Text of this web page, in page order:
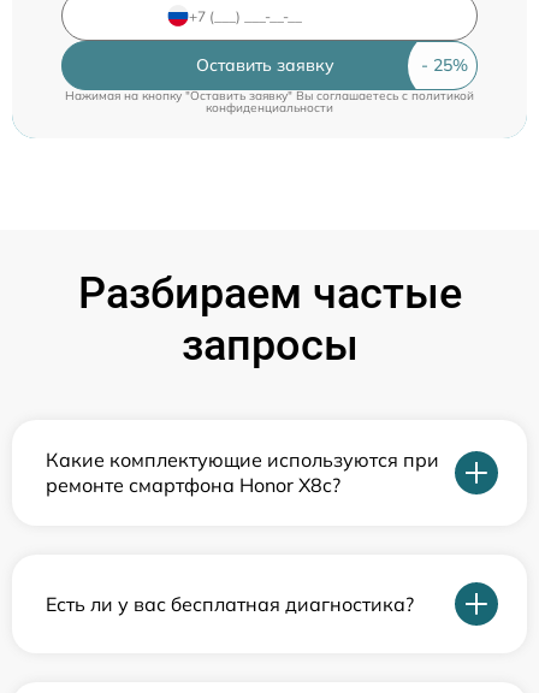
Оставить заявку
Нажимая на кнопку "Оставить заявку" Вы соглашаетесь c политикой
конфиденциальности
Разбираем частые
запросы
Какие комплектующие используются при
ремонте смартфона Honor X8c?
Есть ли у вас бесплатная диагностика?